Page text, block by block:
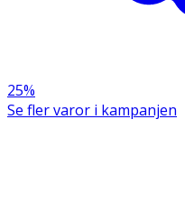
25%
Se fler varor i kampanjen